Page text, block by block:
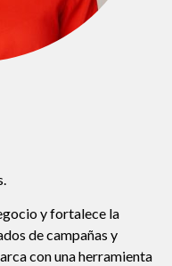
y fortalece la
de campañas y
con una herramienta